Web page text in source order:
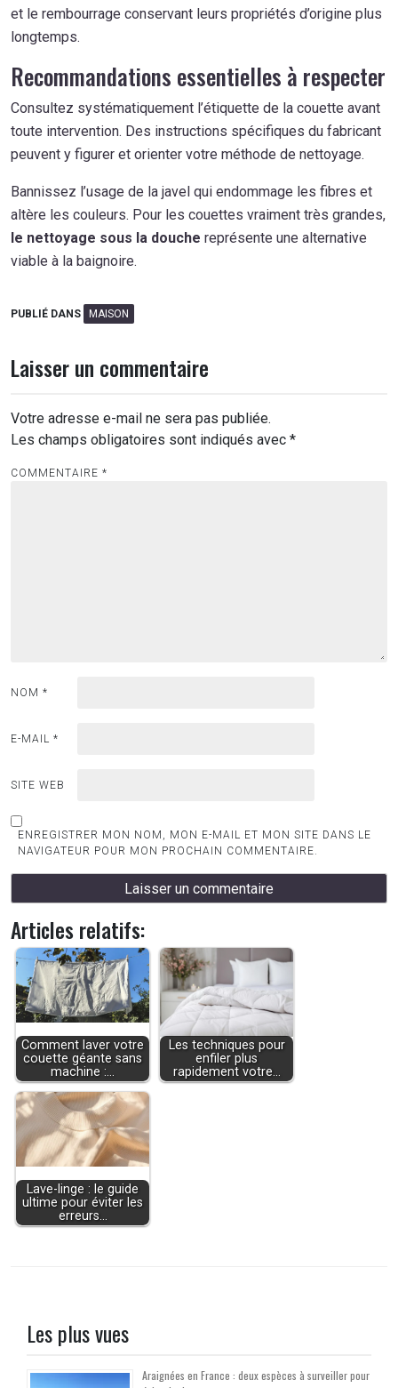
et le rembourrage conservant leurs propriétés d’origine plus
longtemps.
Recommandations essentielles à respecter
Consultez systématiquement l’étiquette de la couette avant
toute intervention. Des instructions spécifiques du fabricant
peuvent y figurer et orienter votre méthode de nettoyage.
Bannissez l’usage de la javel qui endommage les fibres et
altère les couleurs. Pour les couettes vraiment très grandes,
le nettoyage sous la douche représente une alternative
viable à la baignoire.
PUBLIÉ DANS MAISON
Laisser un commentaire
Votre adresse e-mail ne sera pas publiée.
Les champs obligatoires sont indiqués avec *
COMMENTAIRE *
NOM *
E-MAIL *
SITE WEB
ENREGISTRER MON NOM, MON E-MAIL ET MON SITE DANS LE
NAVIGATEUR POUR MON PROCHAIN COMMENTAIRE.
Articles relatifs:
Comment laver votre
couette géante sans
machine :…
Les techniques pour
enfiler plus
rapidement votre…
Lave-linge : le guide
ultime pour éviter les
erreurs…
Les plus vues
Araignées en France : deux espèces à surveiller pour